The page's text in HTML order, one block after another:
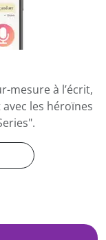
mesure à l’écrit,
les héroïnes